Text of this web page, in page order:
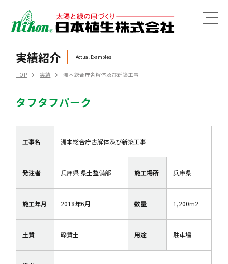
MENU
実績紹介 Actual Examples
TOP 実績 洲本総合庁舎解体及び新築工事
タフタフパーク
工事名 洲本総合庁舎解体及び新築工事
発注者 兵庫県 県土整備部 施工場所 兵庫県
施工年月 2018年6月 数量 1,200m2
土質 礫質土 用途 駐車場